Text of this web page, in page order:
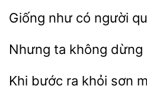
Giống như có
Nhưng không
Khi bước ra
sơn